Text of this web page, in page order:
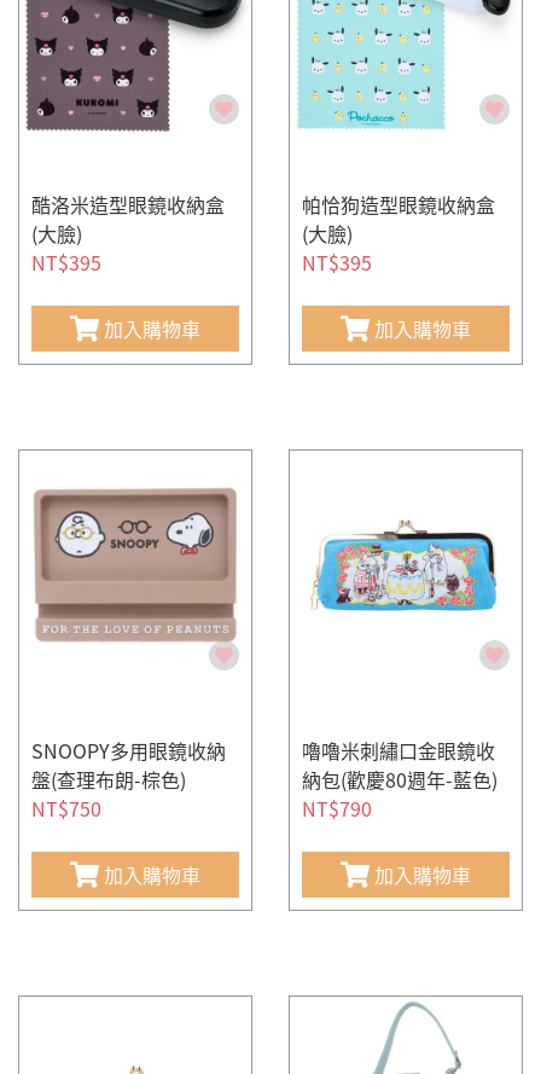
酷洛米造型眼鏡收納盒
(大臉)
NT$395
加入購物車
帕恰狗造型眼鏡收納盒
(大臉)
NT$395
加入購物車
SNOOPY多用眼鏡收納
盤(查理布朗-棕色)
NT$750
加入購物車
嚕嚕米刺繡口金眼鏡收
納包(歡慶80週年-藍色)
NT$790
加入購物車